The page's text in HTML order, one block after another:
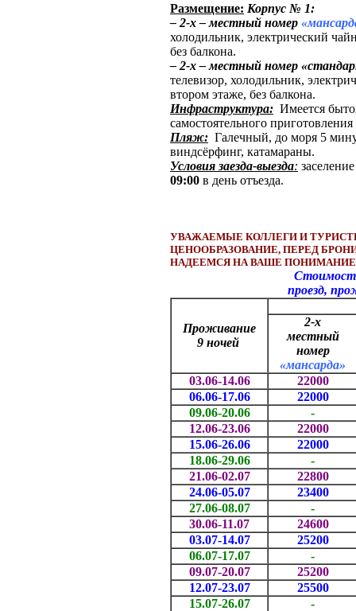
Размещение: Корпус № 1:
– 2-х – местный номер
холодильник, электрический
без балкона.
– 2-х – местный номер
телевизор, холодильник,
втором этаже, без балкона.
Инфраструктура: Имеется
самостоятельного
Пляж: Галечный, до моря 5
виндсёрфинг, катамараны.
Условия заезда-выезда:
09:00 в день отъезда.
УВАЖАЕМЫЕ КОЛЛЕГИ И
ЦЕНООБРАЗОВАНИЕ, ПЕРЕД
НАДЕЕМСЯ НА ВАШЕ
Стоимость
проезд, проживание,
Проживание
9 ночей
2-х
местный
номер
«мансарда»
03.06-14.06
22000
06.06-17.06
22000
09.06-20.06
-
12.06-23.06
22000
15.06-26.06
22000
18.06-29.06
-
21.06-02.07
22800
24.06-05.07
23400
27.06-08.07
-
30.06-11.07
24600
03.07-14.07
25200
06.07-17.07
-
09.07-20.07
25200
12.07-23.07
25500
15.07-26.07
-